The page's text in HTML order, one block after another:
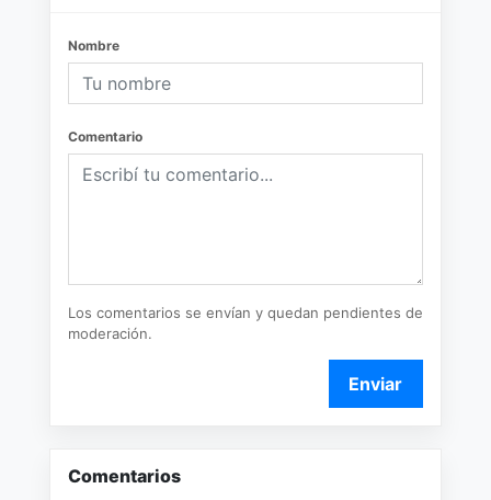
Nombre
Comentario
Los comentarios se envían y quedan pendientes de
moderación.
Enviar
Comentarios